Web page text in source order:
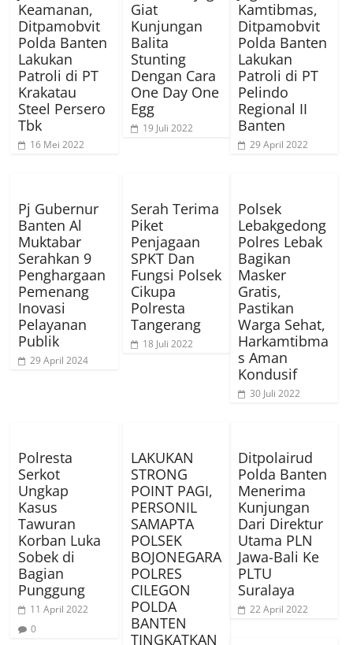
Keamanan,
Ditpamobvit
Polda Banten
Lakukan
Patroli di PT
Krakatau
Steel Persero
Tbk
16 Mei 2022
Giat
Kunjungan
Balita
Stunting
Dengan Cara
One Day One
Egg
19 Juli 2022
Kamtibmas,
Ditpamobvit
Polda Banten
Lakukan
Patroli di PT
Pelindo
Regional II
Banten
29 April 2022
Pj Gubernur
Banten Al
Muktabar
Serahkan 9
Penghargaan
Pemenang
Inovasi
Pelayanan
Publik
29 April 2024
Serah Terima
Piket
Penjagaan
SPKT Dan
Fungsi Polsek
Cikupa
Polresta
Tangerang
18 Juli 2022
Polsek
Lebakgedong
Polres Lebak
Bagikan
Masker
Gratis,
Pastikan
Warga Sehat,
Harkamtibma
s Aman
Kondusif
30 Juli 2022
Polresta
Serkot
Ungkap
Kasus
Tawuran
Korban Luka
Sobek di
Bagian
Punggung
11 April 2022
0
LAKUKAN
STRONG
POINT PAGI,
PERSONIL
SAMAPTA
POLSEK
BOJONEGARA
POLRES
CILEGON
POLDA
BANTEN
TINGKATKAN
Ditpolairud
Polda Banten
Menerima
Kunjungan
Dari Direktur
Utama PLN
Jawa-Bali Ke
PLTU
Suralaya
22 April 2022